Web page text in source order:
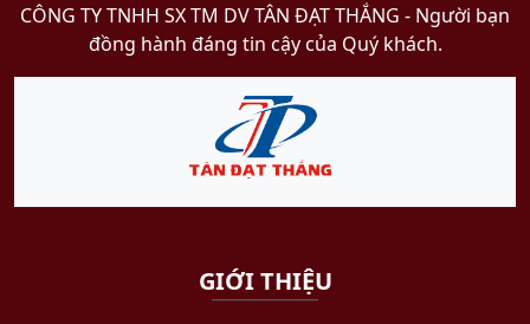
CÔNG TY TNHH SX TM DV TÂN ĐẠT THẮNG​ - Người bạn
đồng hành đáng tin cậy của Quý khách.
GIỚI THIỆU